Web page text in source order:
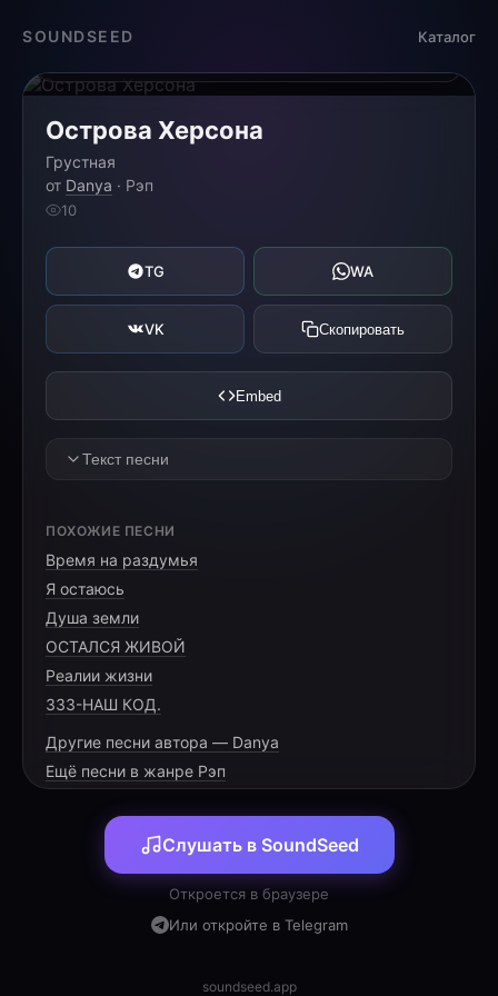
SOUNDSEED Каталог
Острова Херсона
Грустная
от Danya · Рэп
10
TG WA
VK Скопировать
Embed
Текст песни
Днепр шумит, но не слышно привычной
воды
Только гул моторов, только дым седой
гряды
На островах, где земля — это сталь и пот
[VERSE 1]
Херсонский зной, камыш по пояс, нервы как
ПОХОЖИЕ ПЕСНИ
Время на раздумья
Я остаюсь
Душа земли
ОСТАЛСЯ ЖИВОЙ
Реалии жизни
333-НАШ КОД.
Другие песни автора — Danya
Ещё песни в жанре Рэп
Слушать в SoundSeed
Откроется в браузере
Или откройте в Telegram
soundseed.app